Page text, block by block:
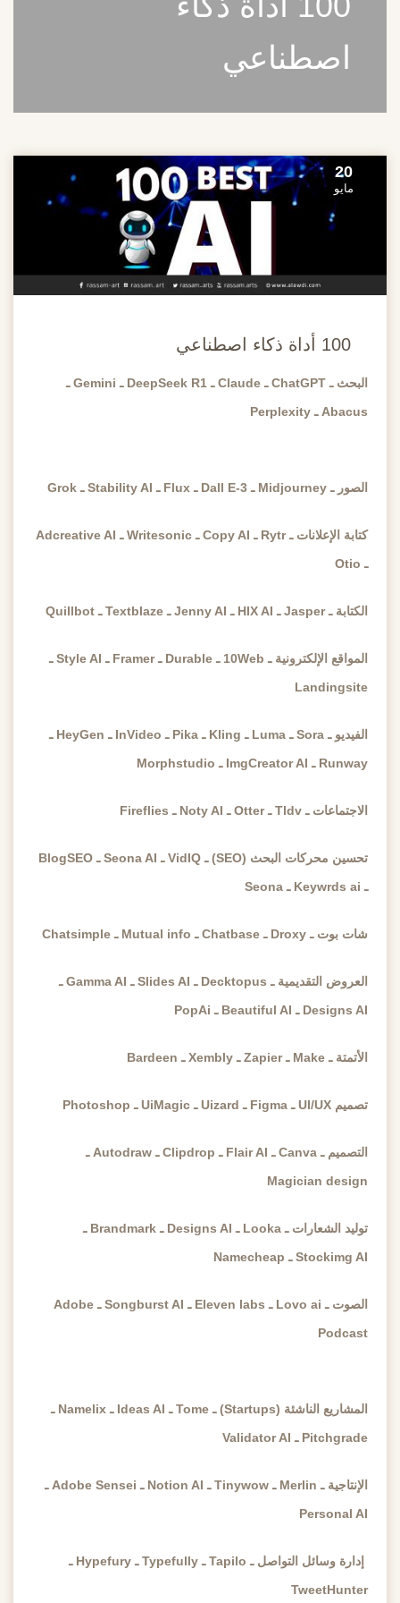
اصطناعي
20
مايو
100 أداة ذكاء اصطناعي
البحث ـ ChatGPT ـ Claude ـ DeepSeek R1 ـ Gemini ـ
Abacus ـ Perplexity
الصور ـ Midjourney ـ Dall E-3 ـ Flux ـ Stability AI ـ Grok
كتابة الإعلانات ـ Rytr ـ Copy AI ـ Writesonic ـ Adcreative AI
ـ Otio
الكتابة ـ Jasper ـ HIX AI ـ Jenny AI ـ Textblaze ـ Quillbot
المواقع الإلكترونية ـ 10Web ـ Durable ـ Framer ـ Style AI ـ
Landingsite
الفيديو ـ Sora ـ Luma ـ Kling ـ Pika ـ InVideo ـ HeyGen ـ
Runway ـ ImgCreator AI ـ Morphstudio
الاجتماعات ـ Tldv ـ Otter ـ Noty AI ـ Fireflies
تحسين محركات البحث (SEO) ـ VidIQ ـ Seona AI ـ BlogSEO
ـ Keywrds ai ـ Seona
شات بوت ـ Droxy ـ Chatbase ـ Mutual info ـ Chatsimple
العروض التقديمية ـ Decktopus ـ Slides AI ـ Gamma AI ـ
Designs AI ـ Beautiful AI ـ PopAi
الأتمتة ـ Make ـ Zapier ـ Xembly ـ Bardeen
تصميم UI/UX ـ Figma ـ Uizard ـ UiMagic ـ Photoshop
التصميم ـ Canva ـ Flair AI ـ Clipdrop ـ Autodraw ـ
Magician design
توليد الشعارات ـ Looka ـ Designs AI ـ Brandmark ـ
Stockimg AI ـ Namecheap
الصوت ـ Lovo ai ـ Eleven labs ـ Songburst AI ـ Adobe
Podcast
المشاريع الناشئة (Startups) ـ Tome ـ Ideas AI ـ Namelix ـ
Pitchgrade ـ Validator AI
الإنتاجية ـ Merlin ـ Tinywow ـ Notion AI ـ Adobe Sensei ـ
Personal AI
إدارة وسائل التواصل ـ Tapilo ـ Typefully ـ Hypefury ـ
TweetHunter